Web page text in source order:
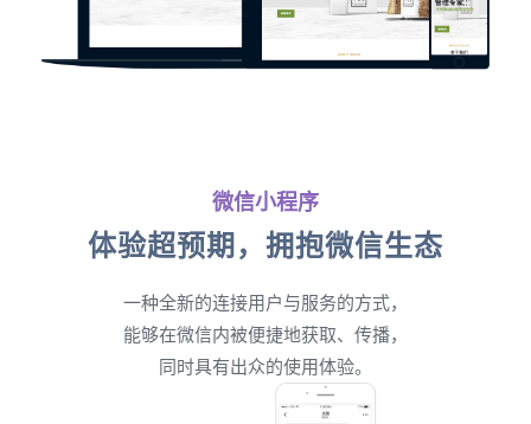
微信小程序
体验超预期，拥抱微信生态
一种全新的连接用户与服务的方式，
能够在微信内被便捷地获取、传播，
同时具有出众的使用体验。